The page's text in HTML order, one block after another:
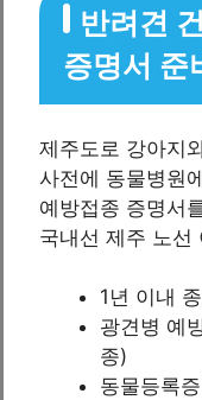
반려견
증명서 준
제주도로 강아지
사전에 동물병원
예방접종 증명서
국내선 제주 노선
1년 이내
광견병 예
종)
동물등록